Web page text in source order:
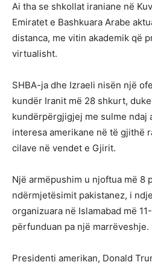
Ai tha se shkollat ​​iraniane në
Emiratet e Bashkuara Arabe
distanca, me vitin akademik që
virtualisht.
SHBA-ja dhe Izraeli nisën një
kundër Iranit më 28 shkurt,
kundërpërgjigjej me sulme ndaj
interesa amerikane në të gjithë
cilave në vendet e Gjirit.
Një armëpushim u njoftua më 8
ndërmjetësimit pakistanez, i
organizuara në Islamabad më
përfunduan pa një marrëveshje.
Presidenti amerikan, Donald